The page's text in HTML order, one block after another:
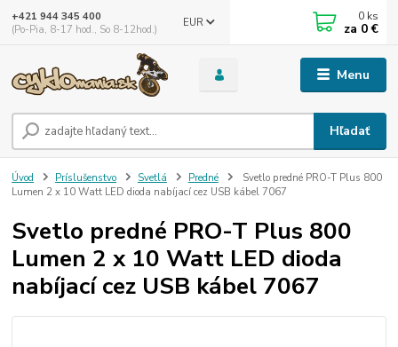
Menu
EUR
Hľadať
+421 944 345 400
(Po-Pia, 8-17 hod., So 8-12hod.)
0 ks
za 0 €
Úvod Príslušenstvo Svetlá Predné
Svetlo predné PRO-T Plus 800
Lumen 2 x 10 Watt LED dioda nabíjací cez USB kábel 7067
Svetlo predné PRO-T Plus 800
Lumen 2 x 10 Watt LED dioda
nabíjací cez USB kábel 7067